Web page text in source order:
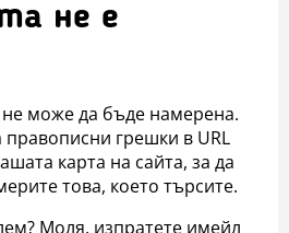
не е
може да бъде намерена.
грешки в URL
карта на сайта, за да
това, което търсите.
Моля, изпратете имейл